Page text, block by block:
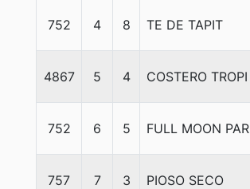
752 4 8 TE DE TAPIT
4867 5 4 COSTERO TROPI
752 6 5 FULL MOON PAR
757 7 3 PIOSO SECO